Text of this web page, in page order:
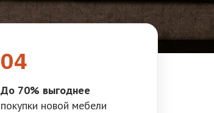
До 70% выгоднее
покупки новой мебели
04